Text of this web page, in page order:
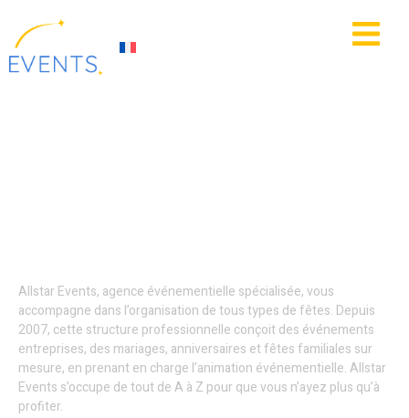
principal
Allstar Events, agence événementielle spécialisée, vous
accompagne dans l’organisation de tous types de fêtes. Depuis
2007, cette structure professionnelle conçoit des événements
entreprises, des mariages, anniversaires et fêtes familiales sur
mesure, en prenant en charge l’animation événementielle. Allstar
Events s’occupe de tout de A à Z pour que vous n’ayez plus qu’à
profiter.